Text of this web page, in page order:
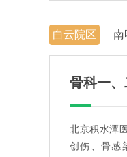
白云院区 南
北京积水潭
创伤、骨感